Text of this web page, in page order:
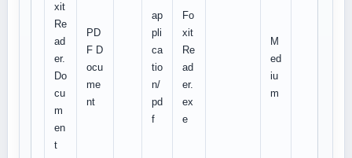
xit
Re
ad
er.
Do
cu
m
en
t
PD
F D
ocu
me
nt
ap
pli
ca
tio
n/
pd
f
Fo
xit
Re
ad
er.
ex
e
M
ed
iu
m